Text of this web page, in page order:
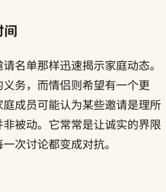
间
名单那样迅速揭示家庭动态。
务，而情侣则希望有一个更
成员可能认为某些邀请是理所
被动。它常常是让诚实的界限
次讨论都变成对抗。